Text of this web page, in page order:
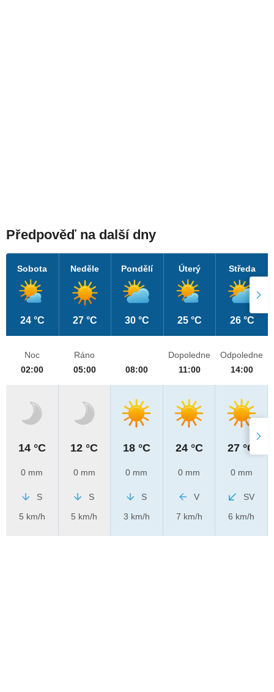
Předpověď na další dny
Sobota
24 °C
Neděle
27 °C
Pondělí
30 °C
Úterý
25 °C
Středa
26 °C
Noc
02:00
14 °C
0 mm
S
5 km/h
Ráno
05:00
12 °C
0 mm
S
5 km/h
08:00
18 °C
0 mm
S
3 km/h
Dopoledne
11:00
24 °C
0 mm
V
7 km/h
Odpoledne
14:00
27 °C
0 mm
SV
6 km/h